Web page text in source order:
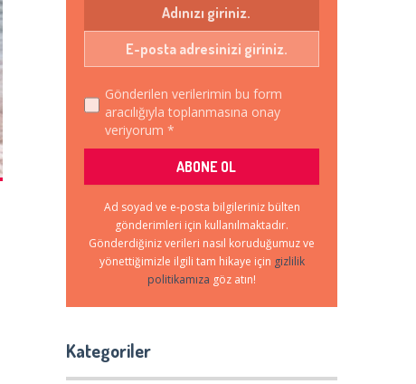
Gönderilen verilerimin bu form
aracılığıyla toplanmasına onay
veriyorum *
Ad soyad ve e-posta bilgileriniz bülten
gönderimleri için kullanılmaktadır.
Gönderdiğiniz verileri nasıl koruduğumuz ve
yönettiğimizle ilgili tam hikaye için gizlilik
politikamıza göz atın!
Kategoriler